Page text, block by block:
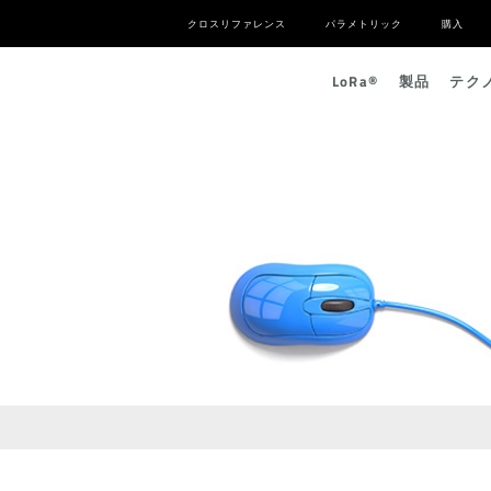
クロスリファレンス パラメトリック 購入
LoRa® 製品 テク